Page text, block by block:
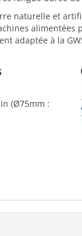
naturelle et
adaptée à la
(Ø75mm :